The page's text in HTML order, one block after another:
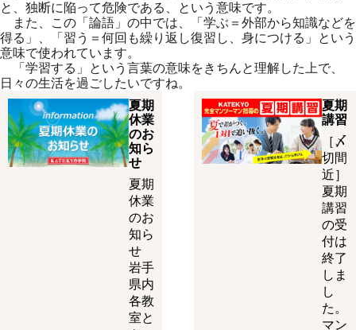
と、独断に陥って危険である、という意味です。
また、この「論語」の中では、「学ぶ＝外部から知識などを
得る」、「習う＝何回も繰り返し復習し、身につける」という
意味で使われています。
「学習する」という言葉の意味をきちんと理解した上で、
日々の生活を過ごしたいですね。
夏期
休業
のお
知ら
せ
夏期
休業
のお
知ら
せ
岩手
県内
各教
室と
夏期
講習
［〆
切間
近］
夏期
講習
の受
付は
終了
しま
し
た。
マン